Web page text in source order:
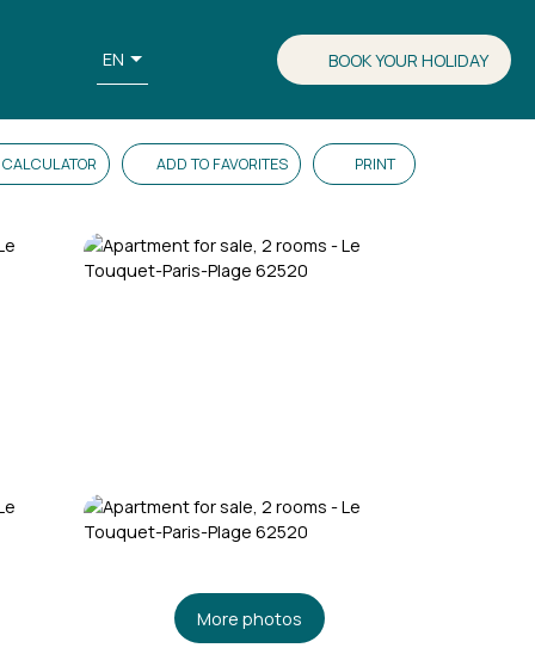
EN BOOK YOUR HOLIDAY
CALCULATOR ADD TO FAVORITES PRINT
More photos